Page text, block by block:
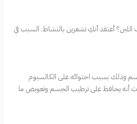
اللبن؟ أعتقد أنكِ تشعرين بالنشاط. السبب في
وذلك بسبب احتوائه على الكالسيوم
أنه يحافظ على ترطيب الجسم وتعويض ما